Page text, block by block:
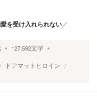
を受け入れられない／
127,592文字
ドアマットヒロイン